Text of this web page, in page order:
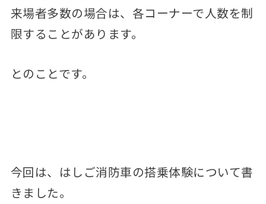
来場者多数の場合は、各コーナーで人数を制
限することがあります。
とのことです。
今回は、はしご消防車の搭乗体験について書
きました。